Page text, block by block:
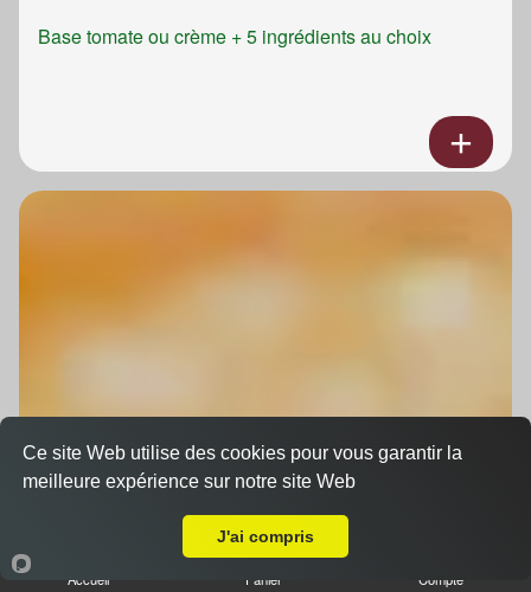
Base tomate ou crème + 5 ingrédients au choix
Accueil Panier Compte
Ce site Web utilise des cookies pour vous garantir la
meilleure expérience sur notre site Web
J'ai compris